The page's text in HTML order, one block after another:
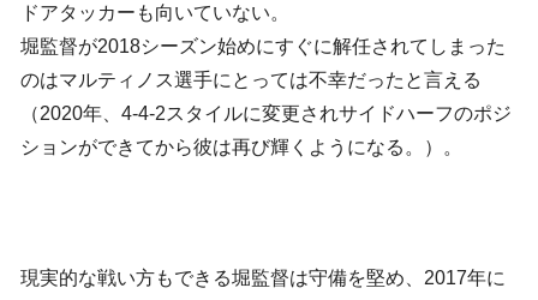
ドアタッカーも向いていない。
堀監督が2018シーズン始めにすぐに解任されてしまった
のはマルティノス選手にとっては不幸だったと言える
（2020年、4-4-2スタイルに変更されサイドハーフのポジ
ションができてから彼は再び輝くようになる。）。
現実的な戦い方もできる堀監督は守備を堅め、2017年に